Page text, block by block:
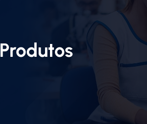
Produtos